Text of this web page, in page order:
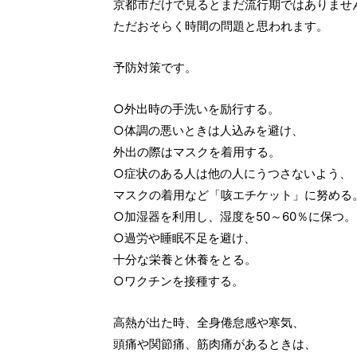
京都市だけで見るとまだ流行期ではありませ
ただおそらく時間の問題と思われます。
予防対策です。
○外出時の手洗いを励行する。
○体調の悪いときは人込みを避け、
外出の際はマスクを着用する。
○症状のある人は他の人にうつさないよう、
マスクの着用など「咳エチケット」に努める
○加湿器を利用し、湿度を50～60％に保つ。
○過労や睡眠不足を避け、
十分な栄養と休養をとる。
○ワクチンを接種する。
高熱が出た時、全身倦怠感や寒気、
頭痛や関節痛、筋肉痛があるときは、